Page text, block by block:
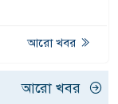
আরো খবর
আরো খবর